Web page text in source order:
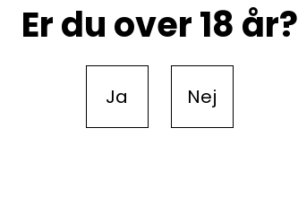
Er du over 18 år?
Ja Nej